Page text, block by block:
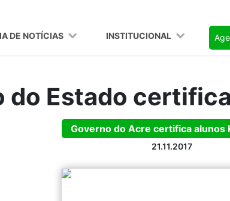
DE NOTÍCIAS INSTITUCIONAL
do Estado
Governo do Acre certifica alunos
21.11.2017